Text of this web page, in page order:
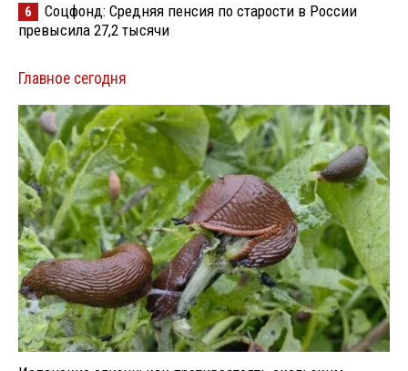
6
Соцфонд: Средняя пенсия по старости в России
превысила 27,2 тысячи
Главное сегодня